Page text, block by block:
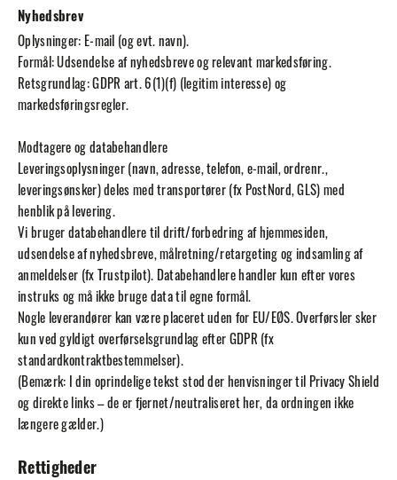
Nyhedsbrev
Oplysninger: E-mail (og evt. navn).
Formål: Udsendelse af nyhedsbreve og relevant markedsføring.
Retsgrundlag: GDPR art. 6(1)(f) (legitim interesse) og
markedsføringsregler.
Modtagere og databehandlere
Leveringsoplysninger (navn, adresse, telefon, e-mail, ordrenr.,
leveringsønsker) deles med transportører (fx PostNord, GLS) med
henblik på levering.
Vi bruger databehandlere til drift/forbedring af hjemmesiden,
udsendelse af nyhedsbreve, målretning/retargeting og indsamling af
anmeldelser (fx Trustpilot). Databehandlere handler kun efter vores
instruks og må ikke bruge data til egne formål.
Nogle leverandører kan være placeret uden for EU/EØS. Overførsler sker
kun ved gyldigt overførselsgrundlag efter GDPR (fx
standardkontraktbestemmelser).
(Bemærk: I din oprindelige tekst stod der henvisninger til Privacy Shield
og direkte links – de er fjernet/neutraliseret her, da ordningen ikke
længere gælder.)
Rettigheder